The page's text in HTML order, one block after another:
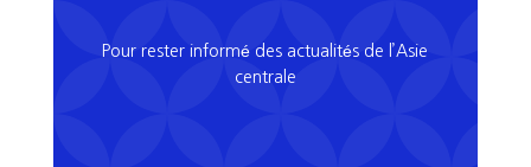
Pour rester informé des actualités de l’Asie
centrale